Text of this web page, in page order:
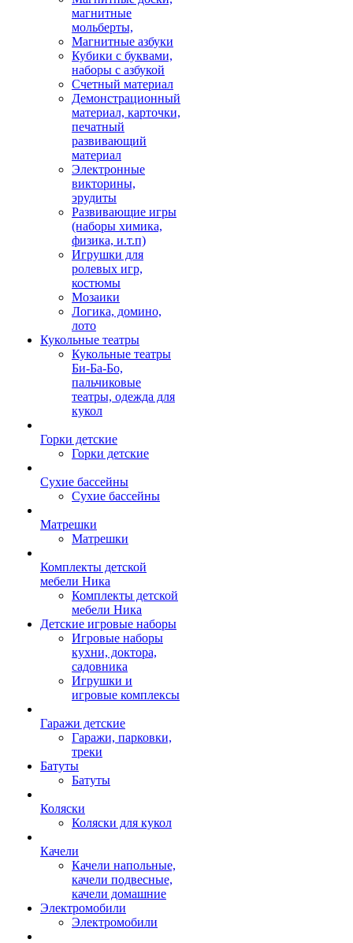
магнитные
мольберты,
Магнитные азбуки
Кубики с буквами,
наборы с азбукой
Счетный материал
Демонстрационный
материал, карточки,
печатный
развивающий
материал
Электронные
викторины,
эрудиты
Развивающие игры
(наборы химика,
физика, и.т.п)
Игрушки для
ролевых игр,
костюмы
Мозаики
Логика, домино,
лото
Кукольные театры
Кукольные театры
Би-Ба-Бо,
пальчиковые
театры, одежда для
кукол
Горки детские
Горки детские
Сухие бассейны
Сухие бассейны
Матрешки
Матрешки
Комплекты детской
мебели Ника
Комплекты детской
мебели Ника
Детские игровые наборы
Игровые наборы
кухни, доктора,
садовника
Игрушки и
игровые комплексы
Гаражи детские
Гаражи, парковки,
треки
Батуты
Батуты
Коляски
Коляски для кукол
Качели
Качели напольные,
качели подвесные,
качели домашние
Электромобили
Электромобили